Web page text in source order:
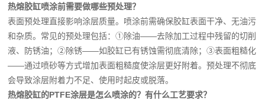
热熔胶缸喷涂前需要做哪些预处理？
表面预处理直接影响涂层质量。喷涂前需确保胶缸表面干净、无油污
和杂质。常见的预处理包括：①除油——去除加工过程中残留的切削
液、防锈油；②除锈——如胶缸已有锈蚀需彻底清除；③表面粗糙化
——通过喷砂等方式增加表面粗糙度使涂层更好附着。预处理不彻底
会导致涂层附着力不足、使用时起皮或脱落。
热熔胶缸的PTFE涂层是怎么喷涂的？有什么工艺要求？